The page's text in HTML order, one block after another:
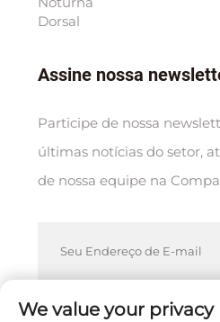
Dorsal
Assine nossa
Participe de nossa
últimas notícias do setor,
de nossa equipe na
We value your privacy